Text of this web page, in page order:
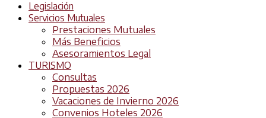
Legislación
Servicios Mutuales
Prestaciones Mutuales
Más Beneficios
Asesoramientos Legal
TURISMO
Consultas
Propuestas 2026
Vacaciones de Invierno 2026
Convenios Hoteles 2026